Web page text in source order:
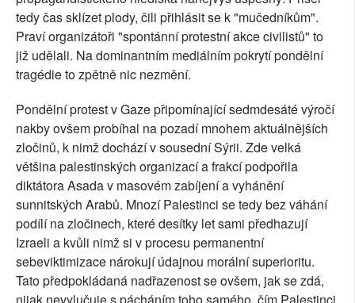
tedy čas sklízet plody, čili přihlásit se k "mučedníkům".
Praví organizátoři "spontánní protestní akce civilistů" to
již udělali. Na dominantním mediálním pokrytí pondělní
tragédie to zpětně nic nezmění.
Pondělní protest v Gaze připomínající sedmdesáté výročí
nakby ovšem probíhal na pozadí mnohem aktuálnějších
zločinů, k nimž dochází v sousední Sýrii. Zde velká
většina palestinských organizací a frakcí podpořila
diktátora Asada v masovém zabíjení a vyhánění
sunnitských Arabů. Mnozí Palestinci se tedy bez váhání
podílí na zločinech, které desítky let sami předhazují
Izraeli a kvůli nimž si v procesu permanentní
sebeviktimizace nárokují údajnou morální superioritu.
Tato předpokládaná nadřazenost se ovšem, jak se zdá,